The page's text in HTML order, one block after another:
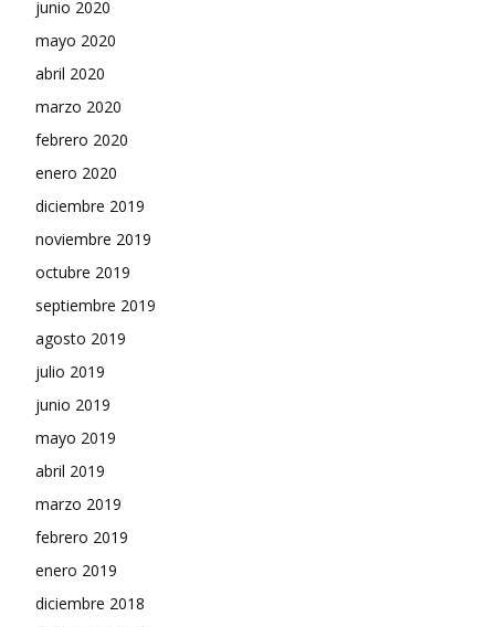
junio 2020
mayo 2020
abril 2020
marzo 2020
febrero 2020
enero 2020
diciembre 2019
noviembre 2019
octubre 2019
septiembre 2019
agosto 2019
julio 2019
junio 2019
mayo 2019
abril 2019
marzo 2019
febrero 2019
enero 2019
diciembre 2018